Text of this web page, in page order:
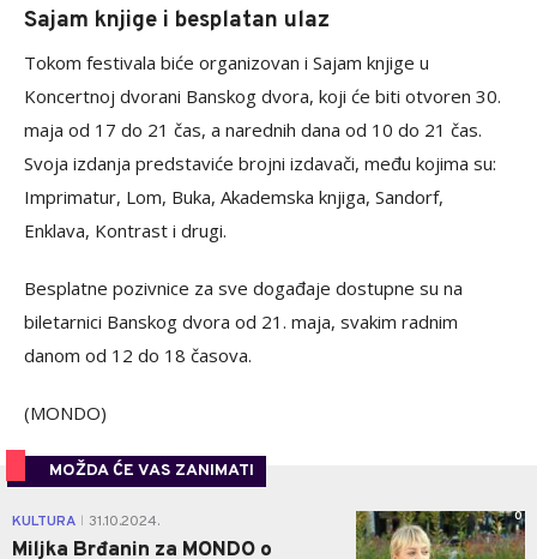
Sajam knjige i besplatan ulaz
Tokom festivala biće organizovan i Sajam knjige u
Koncertnoj dvorani Banskog dvora, koji će biti otvoren 30.
maja od 17 do 21 čas, a narednih dana od 10 do 21 čas.
Svoja izdanja predstaviće brojni izdavači, među kojima su:
Imprimatur, Lom, Buka, Akademska knjiga, Sandorf,
Enklava, Kontrast i drugi.
Besplatne pozivnice za sve događaje dostupne su na
biletarnici Banskog dvora od 21. maja, svakim radnim
danom od 12 do 18 časova.
(MONDO)
MOŽDA ĆE VAS ZANIMATI
KULTURA 31.10.2024.
Miljka Brđanin za MONDO o
0